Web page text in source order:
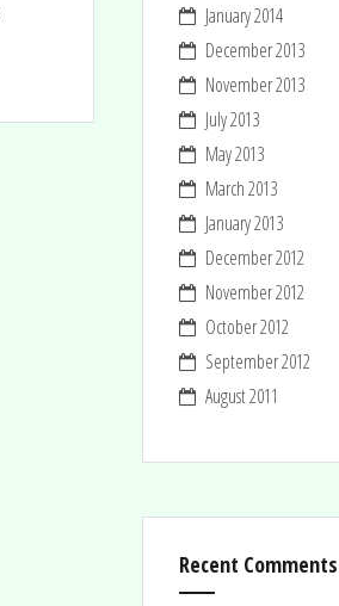
January 2014
December 2013
November 2013
July 2013
May 2013
March 2013
January 2013
December 2012
November 2012
October 2012
September 2012
August 2011
Recent Comments